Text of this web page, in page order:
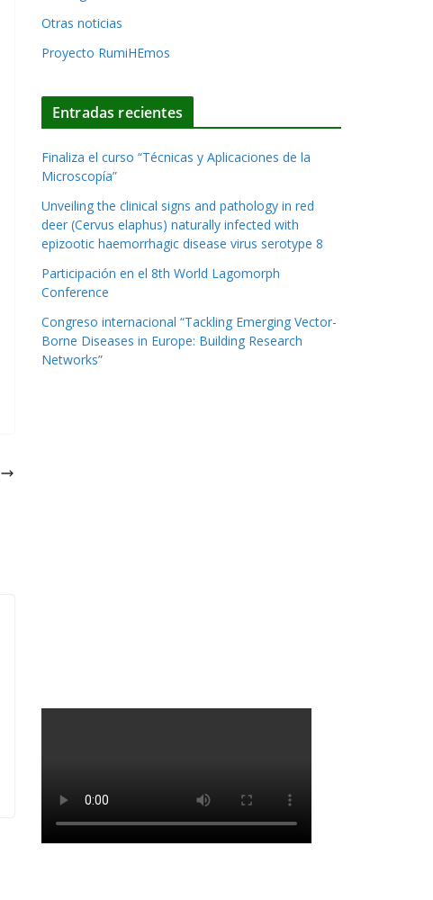
Otras noticias
Proyecto RumiHEmos
Entradas recientes
Finaliza el curso “Técnicas y Aplicaciones de la
Microscopía”
Unveiling the clinical signs and pathology in red
deer (Cervus elaphus) naturally infected with
epizootic haemorrhagic disease virus serotype 8
Participación en el 8th World Lagomorph
Conference
Congreso internacional “Tackling Emerging Vector-
Borne Diseases in Europe: Building Research
Networks”